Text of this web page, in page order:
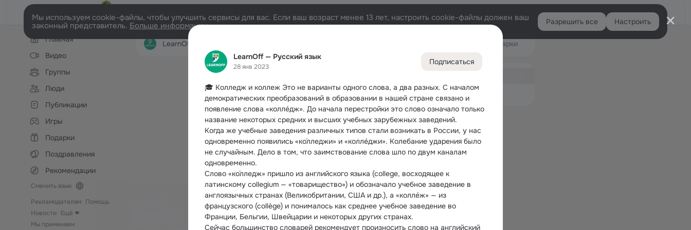
LearnOff — Русский язык
28 янв 2023
Подписаться
🎓 Колледж и коллеж Это не варианты одного слова, а два разных. С началом
демократических преобразований в образовании в нашей стране связано и
появление слова «колле́дж». До начала перестройки это слово означало только
название некоторых средних и высших учебных зарубежных заведений.
Когда же учебные заведения различных типов стали возникать в России, у нас
одновременно появились «ко́лледжи» и «колле́джи». Колебание ударения было
не случайным. Дело в том, что заимствование слова шло по двум каналам
одновременно.
Слово «ко́лледж» пришло из английского языка (college, восходящее к
латинскому collegium — «товарищество») и обозначало учебное заведение в
англоязычных странах (Великобритании, США и др.), а «колле́ж» — из
французского (collège) и понималось как среднее учебное заведение во
Франции, Бельгии, Швейцарии и некоторых других странах.
Сейчас большинство словарей рекомендует произносить слово на английский
Войти
Мы используем cookie-файлы, чтобы улучшить сервисы для вас. Если ваш возраст менее 13 лет, настроить cookie-файлы должен ваш
законный представитель. Больше информации Разрешить все Настроить
Левая
колонкаГлавная
Видео
Группы
Люди
Публикации
Игры
Подарки
Поздравления
Рекомендации
Сменить язык
Рекламодателям Помощь
Новости
Ещё
Мы применяем
LearnOff — Русский язык Подарки
Дополнительная
Обсуждаемые